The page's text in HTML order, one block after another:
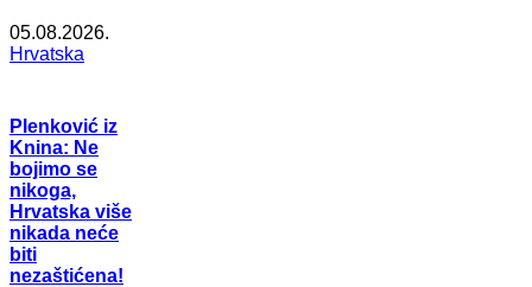
05.08.2026.
Hrvatska
Plenković iz
Knina: Ne
bojimo se
nikoga,
Hrvatska više
nikada neće
biti
nezaštićena!